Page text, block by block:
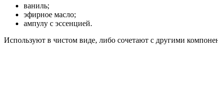
ваниль;
эфирное масло;
ампулу с эссенцией.
Используют в чистом виде, либо сочетают с другими